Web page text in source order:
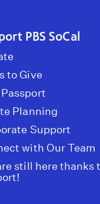
PBS SoCal
to Give
Passport
Planning
Support
with Our Team
still here thanks